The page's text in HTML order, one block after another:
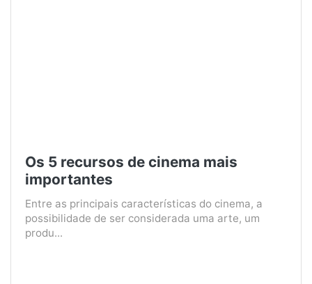
Os 5 recursos de cinema mais
importantes
Entre as principais características do cinema, a
possibilidade de ser considerada uma arte, um
produ...